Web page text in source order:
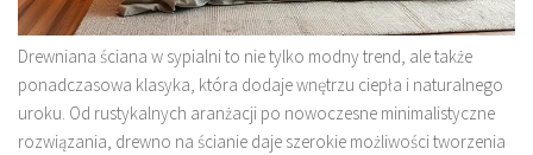
Drewniana ściana w sypialni to nie tylko modny trend, ale także
ponadczasowa klasyka, która dodaje wnętrzu ciepła i naturalnego
uroku. Od rustykalnych aranżacji po nowoczesne minimalistyczne
rozwiązania, drewno na ścianie daje szerokie możliwości tworzenia